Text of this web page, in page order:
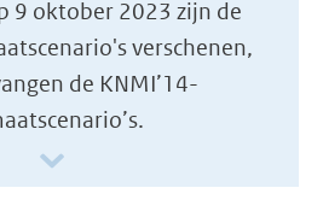
9 oktober 2023 zijn de
verschenen,
de KNMI’14-